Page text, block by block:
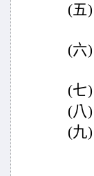
(五)
(六)
(七)
(八)
(九)